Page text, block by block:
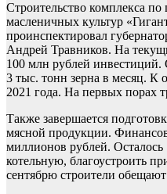
Строительство комплекса по
масленичных культур
проинспектировал
Андрей Травников. На
100 млн рублей
3 тыс. тонн зерна в месяц. К
2021 года. На первых порах
Также завершается
мясной продукции.
миллионов рублей.
котельную, благоустроить
сентябрю строители обещают